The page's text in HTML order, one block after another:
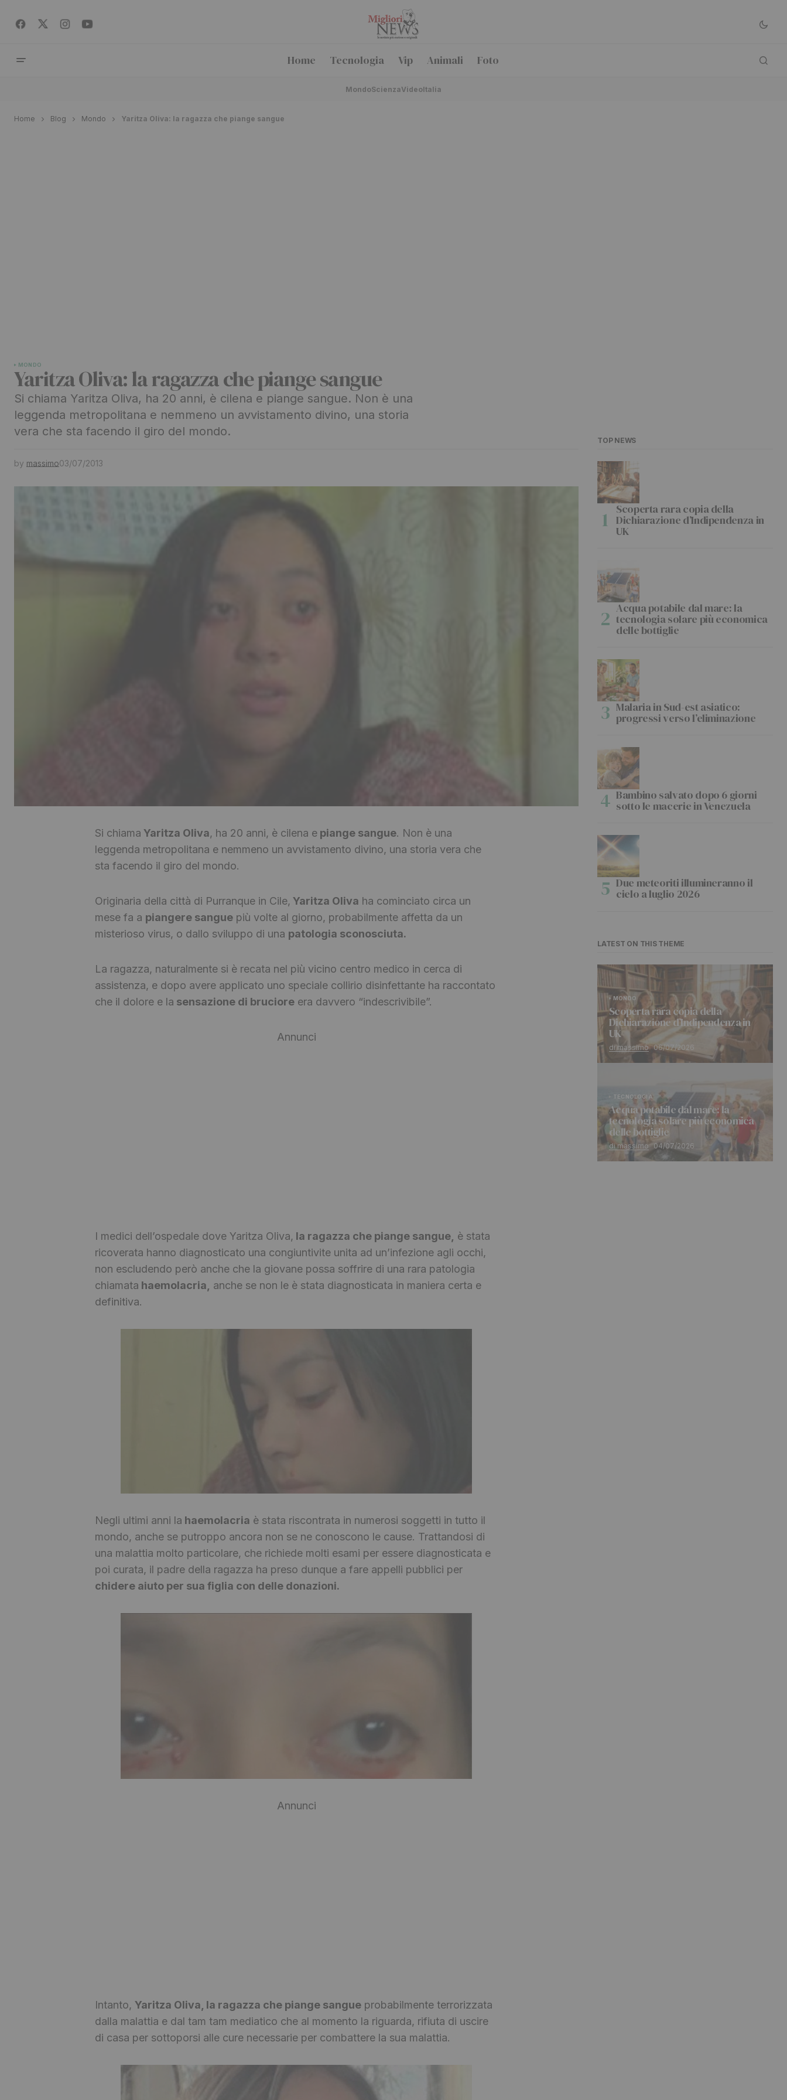
Home Tecnologia Vip Animali Foto
MondoScienzaVideoItalia
Home Blog Mondo Yaritza Oliva: la ragazza che piange sangue
MONDO
Yaritza Oliva: la ragazza che piange sangue
Si chiama Yaritza Oliva, ha 20 anni, è cilena e piange sangue. Non è una
leggenda metropolitana e nemmeno un avvistamento divino, una storia
vera che sta facendo il giro del mondo.
by massimo03/07/2013
Si chiama Yaritza Oliva, ha 20 anni, è cilena e piange sangue. Non è una
leggenda metropolitana e nemmeno un avvistamento divino, una storia vera che
sta facendo il giro del mondo.
Originaria della città di Purranque in Cile, Yaritza Oliva ha cominciato circa un
mese fa a piangere sangue più volte al giorno, probabilmente affetta da un
misterioso virus, o dallo sviluppo di una patologia sconosciuta.
La ragazza, naturalmente si è recata nel più vicino centro medico in cerca di
assistenza, e dopo avere applicato uno speciale collirio disinfettante ha raccontato
che il dolore e la sensazione di bruciore era davvero “indescrivibile”.
Annunci
I medici dell’ospedale dove Yaritza Oliva, la ragazza che piange sangue, è stata
ricoverata hanno diagnosticato una congiuntivite unita ad un’infezione agli occhi,
non escludendo però anche che la giovane possa soffrire di una rara patologia
chiamata haemolacria,
anche se non le è stata diagnosticata in maniera certa e
definitiva.
Negli ultimi anni la haemolacria è stata riscontrata in numerosi soggetti in tutto il
mondo, anche se putroppo ancora non se ne conoscono le cause. Trattandosi di
una malattia molto particolare, che richiede molti esami per essere diagnosticata e
poi curata, il padre della ragazza ha preso dunque a fare appelli pubblici per
chidere aiuto per sua figlia con delle donazioni.
Annunci
Intanto, Yaritza Oliva, la ragazza che piange sangue probabilmente terrorizzata
dalla malattia e dal tam tam mediatico che al momento la riguarda, rifiuta di uscire
di casa per sottoporsi alle cure necessarie per combattere la sua malattia.
TOP NEWS
Scoperta rara copia della
Dichiarazione d’Indipendenza in
UK
Acqua potabile dal mare: la
tecnologia solare più economica
delle bottiglie
Malaria in Sud-est asiatico:
progressi verso l’eliminazione
Bambino salvato dopo 6 giorni
sotto le macerie in Venezuela
Due meteoriti illumineranno il
cielo a luglio 2026
LATEST ON THIS THEME
MONDO
Scoperta rara copia della
Dichiarazione d’Indipendenza in
UK
di massimo 06/07/2026
TECNOLOGIA
Acqua potabile dal mare: la
tecnologia solare più economica
delle bottiglie
di massimo 04/07/2026